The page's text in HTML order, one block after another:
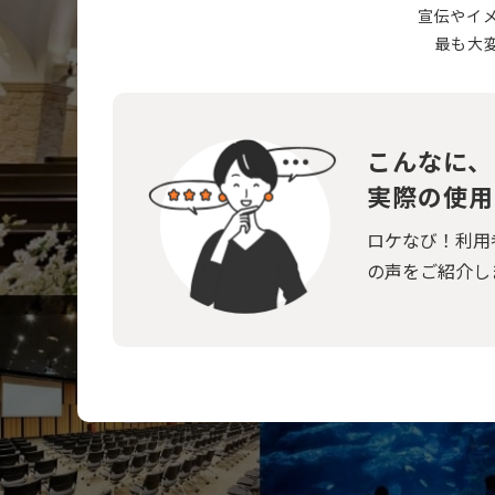
宣伝やイ
最も大
こんなに
実際の使
ロケなび！利
の声をご紹介